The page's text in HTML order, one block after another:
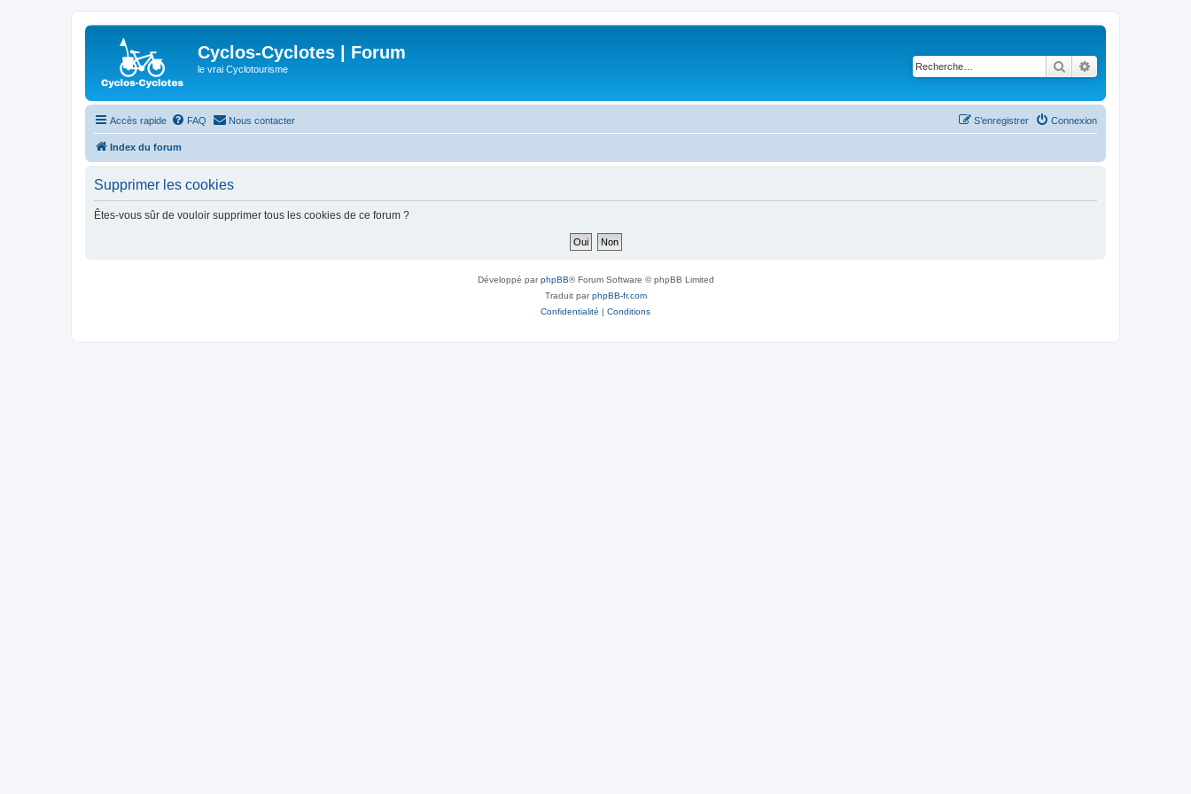
Cyclos-Cyclotes | Forum
le vrai Cyclotourisme Rechercher
Accès rapide FAQ Nous contacter Connexion
S’enregistrer
Index du forum
Supprimer les cookies
Êtes-vous sûr de vouloir supprimer tous les cookies de ce forum ?
Développé parphpBB® Forum Software © phpBB Limited
Traduit parphpBB-fr.com
Confidentialité | Conditions